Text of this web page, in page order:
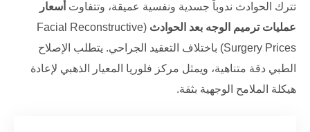
تترك الحوادث ندوباً جسدية ونفسية عميقة، وتتفاوت أسعار
عمليات ترميم الوجه بعد الحوادث (Facial Reconstructive
Surgery Prices) باختلاف التعقيد الجراحي. يتطلب الإصلاح
الطبي دقة متناهية، ويمثل مركز فلوريا المعيار الذهبي لإعادة
هيكلة الملامح الوجهية بثقة.